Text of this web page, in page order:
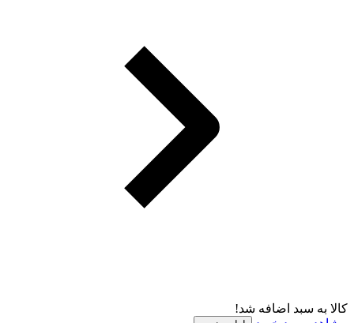
کالا به سبد اضافه شد!